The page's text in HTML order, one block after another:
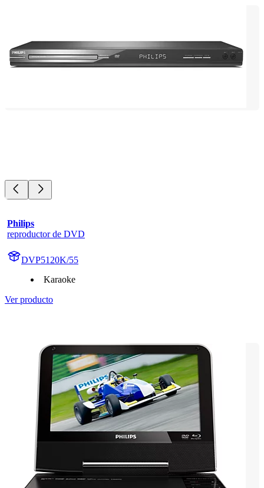
Philips
reproductor de DVD
DVP5120K/55
Karaoke
Ver producto